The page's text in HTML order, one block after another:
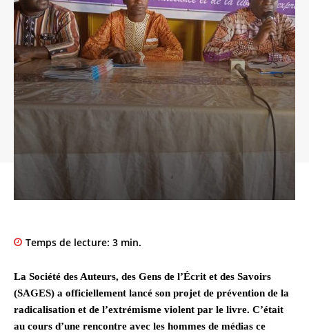
Temps de lecture: 3 min.
La Société des Auteurs, des Gens de l’Écrit et des Savoirs
(SAGES) a officiellement lancé son projet de prévention de la
radicalisation et de l’extrémisme violent par le livre. C’était
au cours d’une rencontre avec les hommes de médias ce